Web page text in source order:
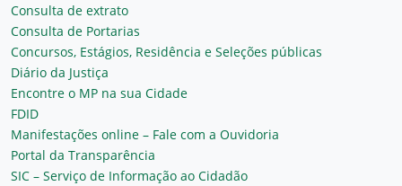
Consulta de extrato
Consulta de Portarias
Concursos, Estágios, Residência e Seleções públicas
Diário da Justiça
Encontre o MP na sua Cidade
FDID
Manifestações online – Fale com a Ouvidoria
Portal da Transparência
SIC – Serviço de Informação ao Cidadão